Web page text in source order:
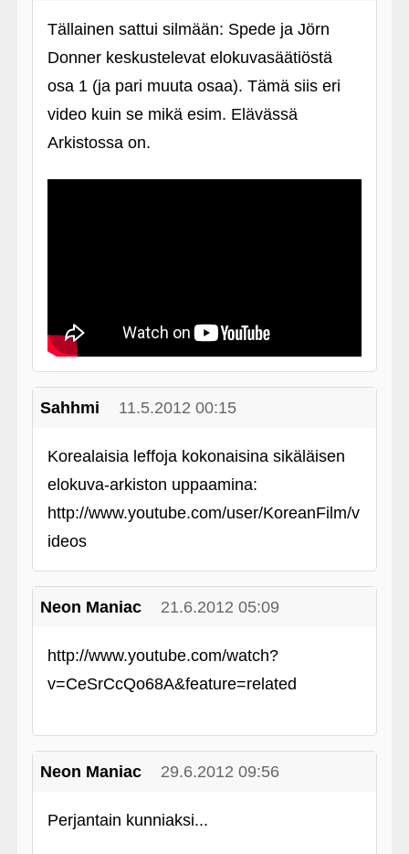
Tällainen sattui silmään: Spede ja Jörn
Donner keskustelevat elokuvasäätiöstä
osa 1 (ja pari muuta osaa). Tämä siis eri
video kuin se mikä esim. Elävässä
Arkistossa on.
Sahhmi 11.5.2012 00:15
Korealaisia leffoja kokonaisina sikäläisen
elokuva-arkiston uppaamina:
http://www.youtube.com/user/KoreanFilm/v
ideos
Neon Maniac 21.6.2012 05:09
http://www.youtube.com/watch?
v=CeSrCcQo68A&feature=related
Neon Maniac 29.6.2012 09:56
Perjantain kunniaksi...